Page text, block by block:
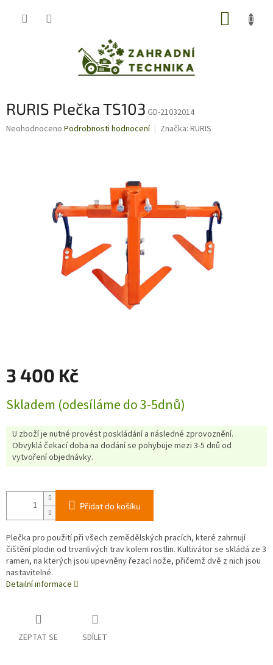
RURIS Plečka TS103 GD-21032014
Průměrné
Neohodnoceno Podrobnosti hodnocení Značka: RURIS
3 400 Kč
cena:
Skladem (odesíláme do 3-5dnů)
U zboží je nutné provést poskládání a následné zprovoznění.
Obvyklá čekací doba na dodání se pohybuje mezi 3-5 dnů od
vytvoření objednávky.
Přidat do košíku
Plečka pro použití při všech zemědělských pracích, které zahrnují
čištění plodin od trvanlivých trav kolem rostlin. Kultivátor se skládá ze 3
ramen, na kterých jsou upevněny řezací nože, přičemž dvě z nich jsou
nastavitelné.
Detailní informace
ZEPTAT SE SDÍLET